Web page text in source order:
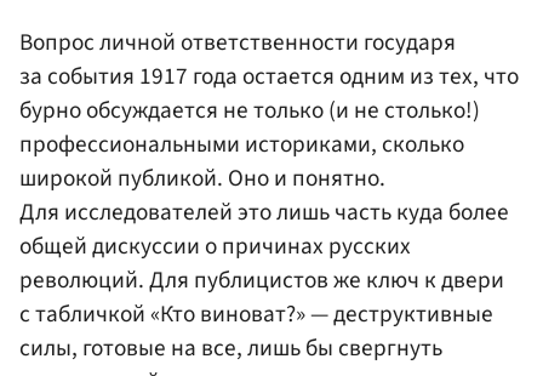
Вопрос личной ответственности государя
за события 1917 года остается одним из тех, что
бурно обсуждается не только (и не столько!)
профессиональными историками, сколько
широкой публикой. Оно и понятно.
Для исследователей это лишь часть куда более
общей дискуссии о причинах русских
революций. Для публицистов же ключ к двери
с табличкой «Кто виноват?» — деструктивные
силы, готовые на все, лишь бы свергнуть